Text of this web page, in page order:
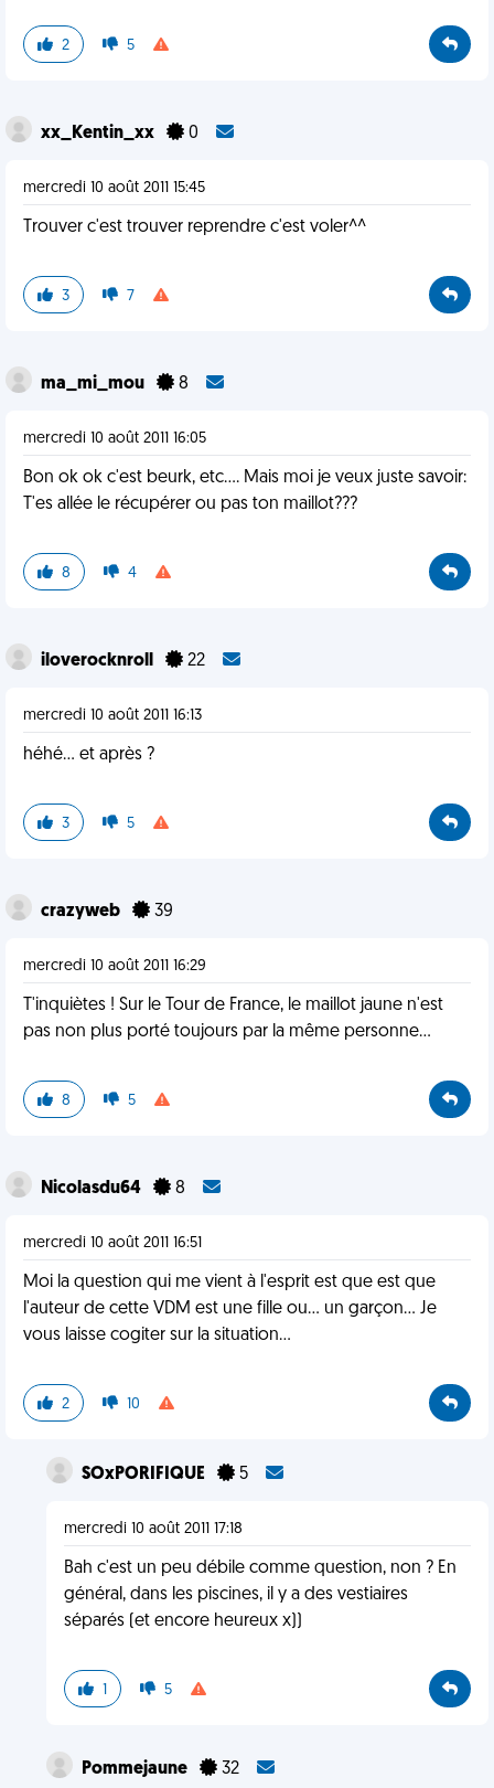
2 5
xx_Kentin_xx 0
mercredi 10 août 2011 15:45
Trouver c'est trouver reprendre c'est voler^^
3 7
ma_mi_mou 8
mercredi 10 août 2011 16:05
Bon ok ok c'est beurk, etc.... Mais moi je veux juste savoir:
T'es allée le récupérer ou pas ton maillot???
8 4
iloverocknroll 22
mercredi 10 août 2011 16:13
héhé... et après ?
3 5
crazyweb 39
mercredi 10 août 2011 16:29
T'inquiètes ! Sur le Tour de France, le maillot jaune n'est
pas non plus porté toujours par la même personne...
8 5
Nicolasdu64 8
mercredi 10 août 2011 16:51
Moi la question qui me vient à l'esprit est que est que
l'auteur de cette VDM est une fille ou... un garçon... Je
vous laisse cogiter sur la situation...
2 10
SOxPORIFIQUE 5
mercredi 10 août 2011 17:18
Bah c'est un peu débile comme question, non ? En
général, dans les piscines, il y a des vestiaires
séparés (et encore heureux x))
1 5
Pommejaune 32